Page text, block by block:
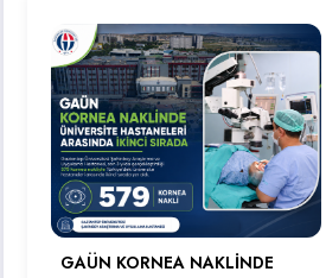
GAÜN KORNEA NAKLİNDE